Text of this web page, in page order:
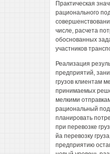
Практическая
рационального
числе, расчета
обоснованных
участников
Реализация
предприятий,
грузов клиентам
принимаемых
мелкими
рациональный
планировать
при перевозке
йа перевозку
предприятию